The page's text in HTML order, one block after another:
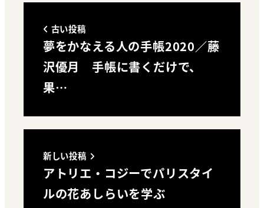
古い投稿
夢をかなえる人の手帳2020／藤
沢優月 手帳に書くだけで、
果…
新しい投稿
アトリエ・コジーでパリスタイ
ルの花あしらいを学ぶ